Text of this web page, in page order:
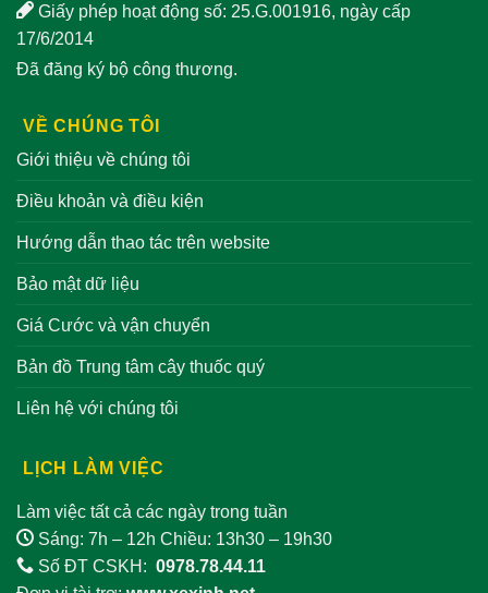
Giấy phép hoạt động số: 25.G.001916, ngày cấp
17/6/2014
Đã đăng ký bộ công thương.
VỀ CHÚNG TÔI
Giới thiệu về chúng tôi
Điều khoản và điều kiện
Hướng dẫn thao tác trên website
Bảo mật dữ liệu
Giá Cước và vận chuyển
Bản đồ Trung tâm cây thuốc quý
Liên hệ với chúng tôi
LỊCH LÀM VIỆC
Làm việc tất cả các ngày trong tuần
Sáng: 7h – 12h Chiều: 13h30 – 19h30
Số ĐT CSKH: 0978.78.44.11